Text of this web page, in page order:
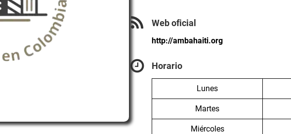
Web oficial
http://ambahaiti.org
Horario
Lunes
Martes
Miércoles